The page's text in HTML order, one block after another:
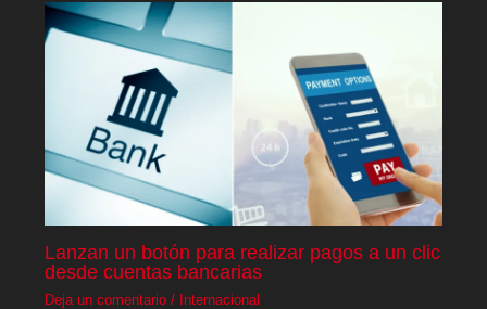
Lanzan un botón para realizar pagos a un clic
desde cuentas bancarias
Deja un comentario / Internacional